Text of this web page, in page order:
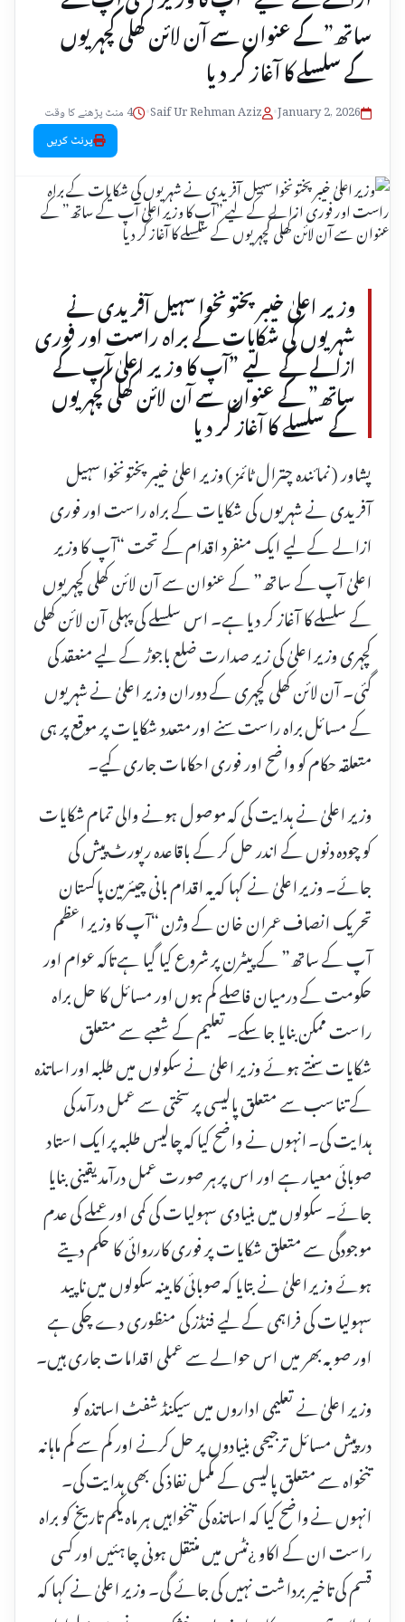
ساتھ” کے عنوان سے آن لائن کھلی کچہریوں
کے سلسلے کا آغاز کر دیا
January 2, 2026
•
Saif Ur Rehman Aziz
•
4 منٹ پڑھنے کا وقت
پرنٹ کریں
وزیر اعلیٰ خیبر پختونخوا سہیل آفریدی نے
شہریوں کی شکایات کے براہ راست اور فوری
ازالے کے لیے ”آپ کا وزیر اعلیٰ آپ کے
ساتھ” کے عنوان سے آن لائن کھلی کچہریوں
کے سلسلے کا آغاز کر دیا
پشاور ( نمائندہ چترال ٹائمز ) وزیر اعلیٰ خیبر پختونخوا سہیل
آفریدی نے شہریوں کی شکایات کے براہ راست اور فوری
ازالے کے لیے ایک منفرد اقدام کے تحت “آپ کا وزیر
اعلیٰ آپ کے ساتھ” کے عنوان سے آن لائن کھلی کچہریوں
کے سلسلے کا آغاز کر دیا ہے۔ اس سلسلے کی پہلی آن لائن کھلی
کچہری وزیر اعلیٰ کی زیر صدارت ضلع باجوڑ کے لیے منعقد کی
گئی۔ آن لائن کھلی کچہری کے دوران وزیر اعلیٰ نے شہریوں
کے مسائل براہ راست سنے اور متعدد شکایات پر موقع پر ہی
متعلقہ حکام کو واضح اور فوری احکامات جاری کیے۔
وزیر اعلیٰ نے ہدایت کی کہ موصول ہونے والی تمام شکایات
کو چودہ دنوں کے اندر حل کر کے باقاعدہ رپورٹ پیش کی
جائے۔ وزیر اعلیٰ نے کہا کہ یہ اقدام بانی چیئرمین پاکستان
تحریک انصاف عمران خان کے وژن “آپ کا وزیر اعظم
آپ کے ساتھ” کے پیٹرن پر شروع کیا گیا ہے تاکہ عوام اور
حکومت کے درمیان فاصلے کم ہوں اور مسائل کا حل براہ
راست ممکن بنایا جا سکے۔ تعلیم کے شعبے سے متعلق
شکایات سنتے ہوئے وزیر اعلیٰ نے سکولوں میں طلبہ اور اساتذہ
کے تناسب سے متعلق پالیسی پر سختی سے عمل درآمد کی
ہدایت کی۔ انہوں نے واضح کیا کہ چالیس طلبہ پر ایک استاد
صوبائی معیار ہے اور اس پر ہر صورت عمل درآمد یقینی بنایا
جائے۔ سکولوں میں بنیادی سہولیات کی کمی اور عملے کی عدم
موجودگی سے متعلق شکایات پر فوری کارروائی کا حکم دیتے
ہوئے وزیر اعلیٰ نے بتایا کہ صوبائی کابینہ سکولوں میں ناپید
سہولیات کی فراہمی کے لیے فنڈز کی منظوری دے چکی ہے
اور صوبہ بھر میں اس حوالے سے عملی اقدامات جاری ہیں۔
وزیر اعلیٰ نے تعلیمی اداروں میں سیکنڈ شفٹ اساتذہ کو
درپیش مسائل ترجیحی بنیادوں پر حل کرنے اور کم سے کم ماہانہ
تنخواہ سے متعلق پالیسی کے مکمل نفاذ کی بھی ہدایت کی۔
انہوں نے واضح کیا کہ اساتذہ کی تنخواہیں ہر ماہ یکم تاریخ کو براہ
راست ان کے اکاو ¿نٹس میں منتقل ہونی چاہئیں اور کسی
قسم کی تاخیر برداشت نہیں کی جائے گی۔ وزیر اعلیٰ نے کہا کہ